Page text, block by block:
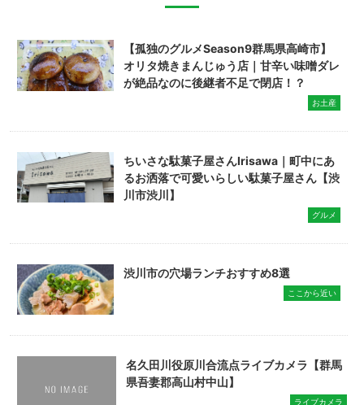
【孤独のグルメSeason9群馬県高崎市】
オリタ焼きまんじゅう店｜甘辛い味噌ダレ
が絶品なのに後継者不足で閉店！？
お土産
ちいさな駄菓子屋さんIrisawa｜町中にあ
るお洒落で可愛いらしい駄菓子屋さん【渋
川市渋川】
グルメ
渋川市の穴場ランチおすすめ8選
ここから近い
名久田川役原川合流点ライブカメラ【群馬
県吾妻郡高山村中山】
ライブカメラ